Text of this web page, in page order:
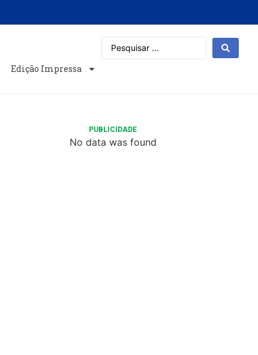
Edição Impressa
PUBLICIDADE
No data was found